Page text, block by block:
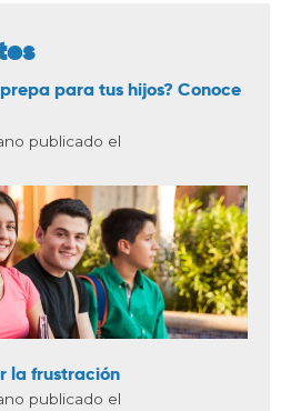
para tus hijos? Conoce
publicado el
la frustración
publicado el